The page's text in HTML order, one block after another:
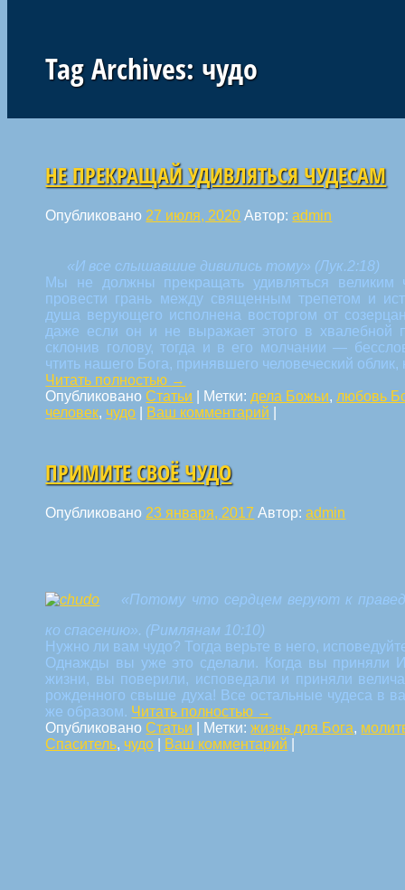
Tag Archives: чудо
Навигация по статьям
НЕ ПРЕКРАЩАЙ УДИВЛЯТЬСЯ ЧУДЕСАМ
Опубликовано 27 июля, 2020 Автор:admin
«И все слышавшие дивились тому» (Лук.2:18)
Мы не должны прекращать удивляться великим
провести грань между священным трепетом и
душа верующего исполнена восторгом от
даже если он и не выражает этого в хвалебной
склонив голову, тогда и в его молчании —
чтить нашего Бога, принявшего человеческий
Читать полностью →
ОпубликованоСтатьи Метки: дела Божьи, любовь
человек, чудо Ваш комментарий
ПРИМИТЕ СВОЁ ЧУДО
Опубликовано 23 января, 2017 Автор:admin
«Потому что сердцем веруют к
ко спасению». (Римлянам 10:10)
Нужно ли вам чудо? Тогда верьте в него,
Однажды вы уже это сделали. Когда вы приняли
жизни, вы поверили, исповедали и приняли
рожденного свыше духа! Все остальные чудеса в
же образом. Читать полностью →
ОпубликованоСтатьи Метки:жизнь для Бога,
Спаситель, чудо Ваш комментарий